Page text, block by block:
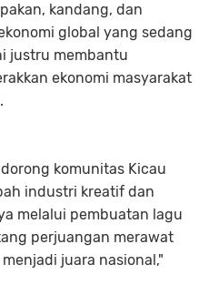
kandang, dan
global yang sedang
justru membantu
ekonomi masyarakat
komunitas Kicau
industri kreatif dan
melalui pembuatan lagu
perjuangan merawat
juara nasional,"